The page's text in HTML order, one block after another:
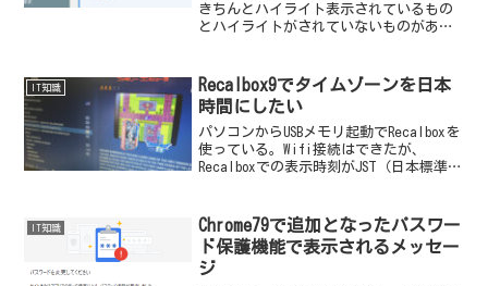
きちんとハイライト表示されているもの
とハイライトがされていないものがあっ
IT知識
Recalbox9でタイムゾーンを日本
時間にしたい
パソコンからUSBメモリ起動でRecalboxを
使っている。Wifi接続はできたが、
Recalboxでの表示時刻がJST（日本標準
IT知識
Chrome79で追加となったパスワー
ド保護機能で表示されるメッセー
ジ